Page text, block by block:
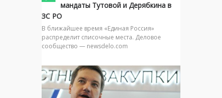
мандаты Тутовой и Дерябкина в
ЗС РО
В ближайшее время «Единая Россия»
распределит списочные места. Деловое
сообщество — newsdelo.com